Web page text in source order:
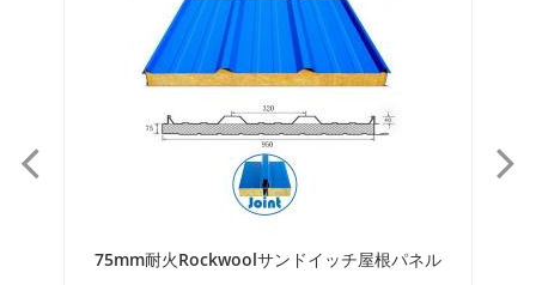
150mm外装ルーフロックウール4リブサンドイッ